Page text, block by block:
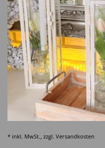
* inkl. MwSt., zzgl. Versandkosten